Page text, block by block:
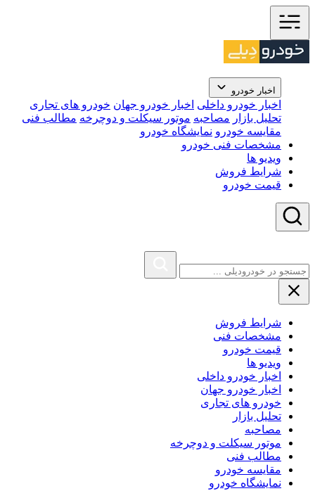
اخبار خودرو
اخبار خودرو داخلی اخبار خودرو جهان خودرو های تجاری
تحلیل بازار مصاحبه موتور سیکلت و دوچرخه مطالب فنی
مقایسه خودرو نمایشگاه خودرو
مشخصات فنی خودرو
ویدیو ها
شرایط فروش
قیمت خودرو
شرایط فروش
مشخصات فنی
قیمت خودرو
ویدیو ها
اخبار خودرو داخلی
اخبار خودرو جهان
خودرو های تجاری
تحلیل بازار
مصاحبه
موتور سیکلت و دوچرخه
مطالب فنی
مقایسه خودرو
نمایشگاه خودرو